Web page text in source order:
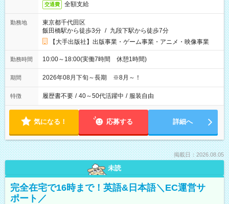
交通費 全額支給
勤務地
東京都千代田区
飯田橋駅から徒歩3分 / 九段下駅から徒歩7分
【大手出版社】出版事業・ゲーム事業・アニメ・映像事業
勤務時間 10:00～18:00(実働7時間 休憩1時間)
期間 2026年08月下旬～長期 ※8月～！
特徴 履歴書不要 / 40～50代活躍中 / 服装自由
気になる！ 応募する 詳細へ
掲載日：2026.08.05
未読
完全在宅で16時まで！英語&日本語＼EC運営サ
ポート／